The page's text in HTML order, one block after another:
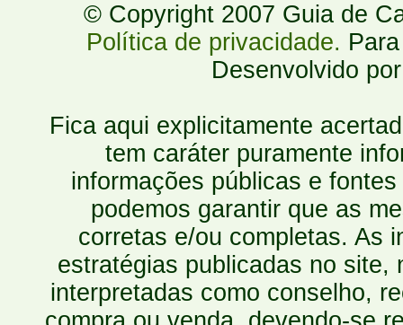
© Copyright 2007 Guia de
Política de privacidade.
Desenvolvido
Fica aqui explicitamente
tem caráter puramente
informações públicas e
podemos garantir que as
corretas e/ou completas. As
estratégias publicadas no site,
interpretadas como conselho,